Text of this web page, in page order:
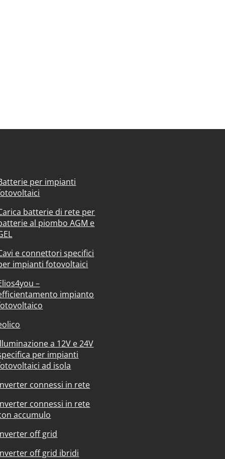
per impianti
batterie di rete per
al piombo AGM e
e connettori specifici
impianti fotovoltaici
–
impianto
a 12V e 24V
per impianti
ad isola
connessi in rete
connessi in rete
accumulo
off grid
off grid ibridi